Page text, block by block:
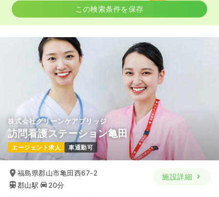
この検索条件を保存
株式会社グリーンケアブリッジ
訪問看護ステーション亀田
エージェント求人 車通勤可
福島県郡山市亀田西67-2
郡山駅
20分
施設詳細